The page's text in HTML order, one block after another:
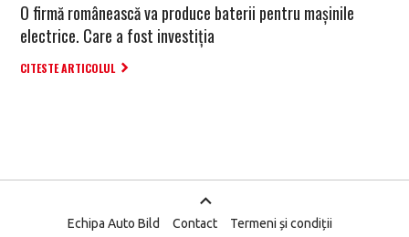
O firmă românească va produce baterii pentru mașinile
electrice. Care a fost investiția
CITESTE ARTICOLUL
Echipa Auto Bild Contact
Termeni și condiții